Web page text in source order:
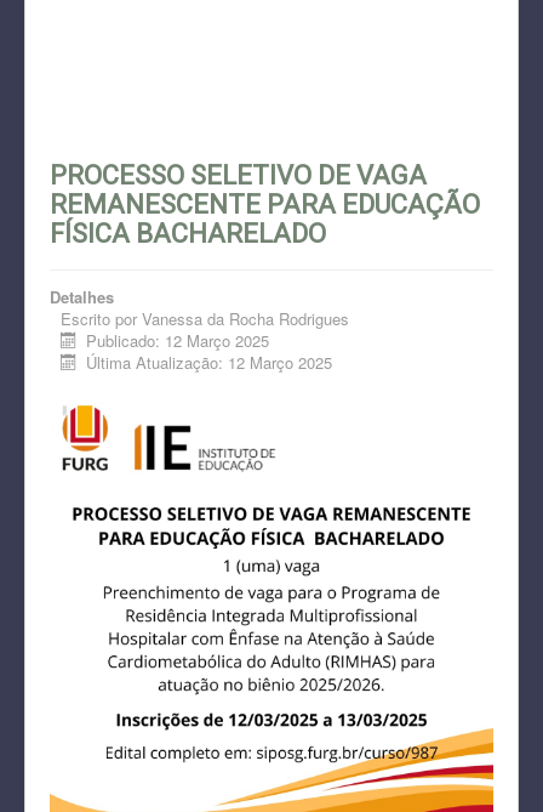
PROCESSO SELETIVO DE VAGA
REMANESCENTE PARA EDUCAÇÃO
FÍSICA BACHARELADO
Detalhes
Escrito por Vanessa da Rocha Rodrigues
Publicado: 12 Março 2025
Última Atualização: 12 Março 2025